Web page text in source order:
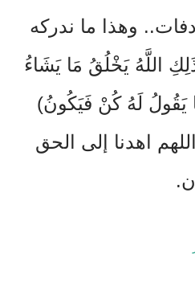
وهذا ما ندركه
اللَّهُ يَخْلُقُ مَا يَشَاءُ
يَقُولُ لَهُ كُنْ فَيَكُونُ)
47]... اللهم اهدنا إلى الحق